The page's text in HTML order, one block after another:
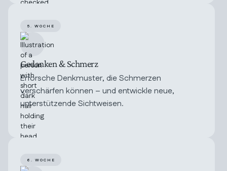
5. WOCHE
Gedanken & Schmerz
Erforsche Denkmuster, die Schmerzen
verschärfen können – und entwickle neue,
unterstützende Sichtweisen.
6. WOCHE